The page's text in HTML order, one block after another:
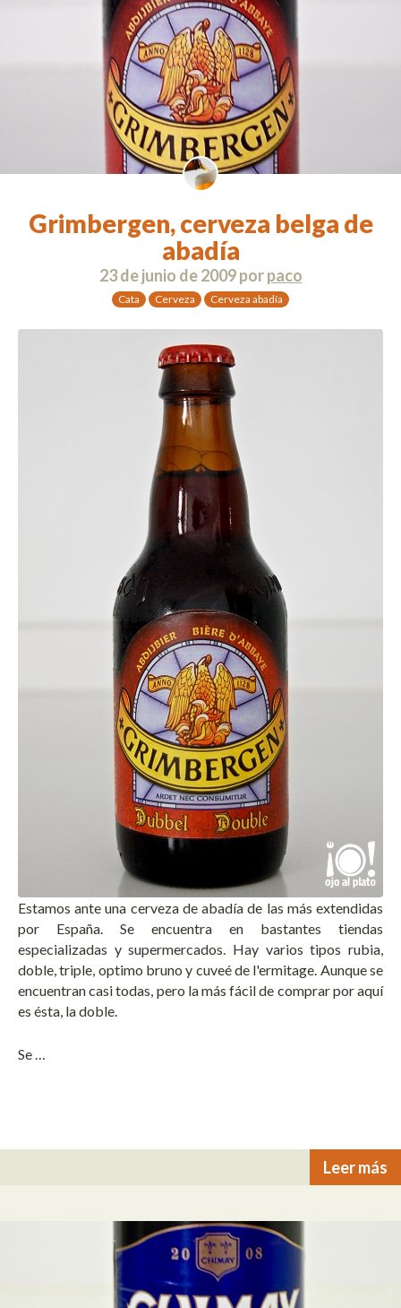
Grimbergen, cerveza belga de
abadía
23 de junio de 2009porpaco
Cata Cerveza Cerveza abadía
Estamos ante una cerveza de abadía de las más extendidas
por España. Se encuentra en bastantes tiendas
especializadas y supermercados. Hay varios tipos rubia,
doble, triple, optimo bruno y cuveé de l'ermitage. Aunque se
encuentran casi todas, pero la más fácil de comprar por aquí
es ésta, la doble.
Se …
Leer más